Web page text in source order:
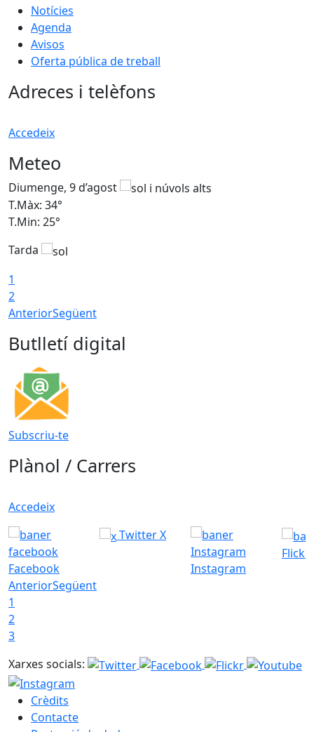
Notícies
Agenda
Avisos
Oferta pública de treball
Adreces i telèfons
Accedeix
Meteo
Diumenge, 9 d’agost
T.Màx: 34°
T.Min: 25°
Tarda
1
2
AnteriorSegüent
Butlletí digital
Subscriu-te
Plànol / Carrers
Accedeix
Facebook
Twitter X
Instagram
Flickr
AnteriorSegüent
1
2
3
Xarxes socials:
Crèdits
Contacte